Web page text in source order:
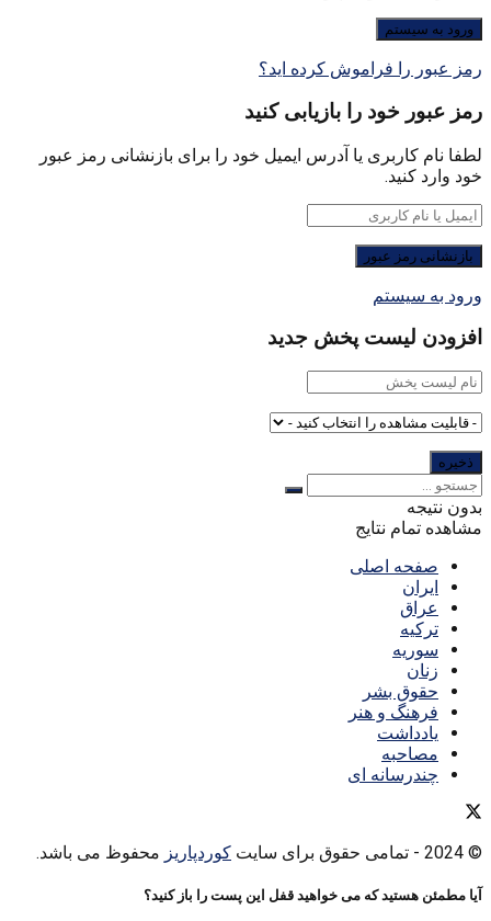
رمز عبور را فراموش کرده اید؟
رمز عبور خود را بازیابی کنید
لطفا نام کاربری یا آدرس ایمیل خود را برای بازنشانی رمز عبور
خود وارد کنید.
ورود به سیستم
افزودن لیست پخش جدید
بدون نتیجه
مشاهده تمام نتایج
صفحه اصلی
ایران
عراق
ترکیه
سوریه
زنان
حقوق بشر
فرهنگ و هنر
یادداشت
مصاحبه
چندرسانه ای
© 2024 - تمامی حقوق برای سایت کوردپاریز محفوظ می باشد.
آیا مطمئن هستید که می خواهید قفل این پست را باز کنید؟